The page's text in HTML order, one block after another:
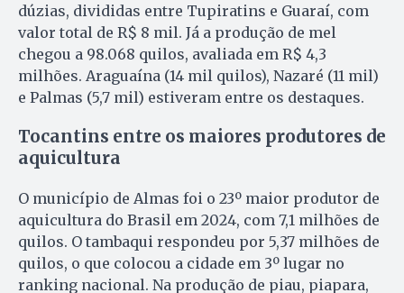
dúzias, divididas entre Tupiratins e Guaraí, com
valor total de R$ 8 mil. Já a produção de mel
chegou a 98.068 quilos, avaliada em R$ 4,3
milhões. Araguaína (14 mil quilos), Nazaré (11 mil)
e Palmas (5,7 mil) estiveram entre os destaques.
Tocantins entre os maiores produtores de
aquicultura
O município de Almas foi o 23º maior produtor de
aquicultura do Brasil em 2024, com 7,1 milhões de
quilos. O tambaqui respondeu por 5,37 milhões de
quilos, o que colocou a cidade em 3º lugar no
ranking nacional. Na produção de piau, piapara,